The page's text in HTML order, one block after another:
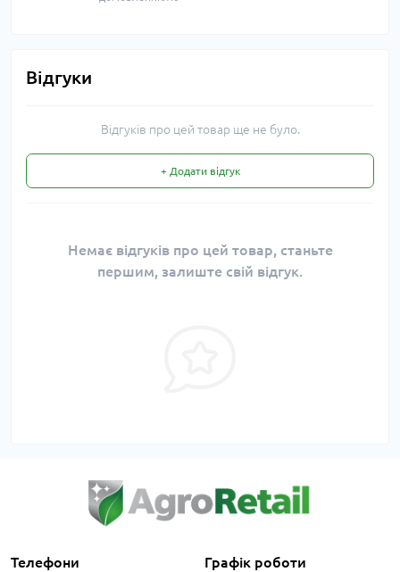
Відгуки
Відгуків про цей товар ще не було.
+ Додати відгук
Немає відгуків про цей товар, станьте
першим, залиште свій відгук.
Телефони Графік роботи